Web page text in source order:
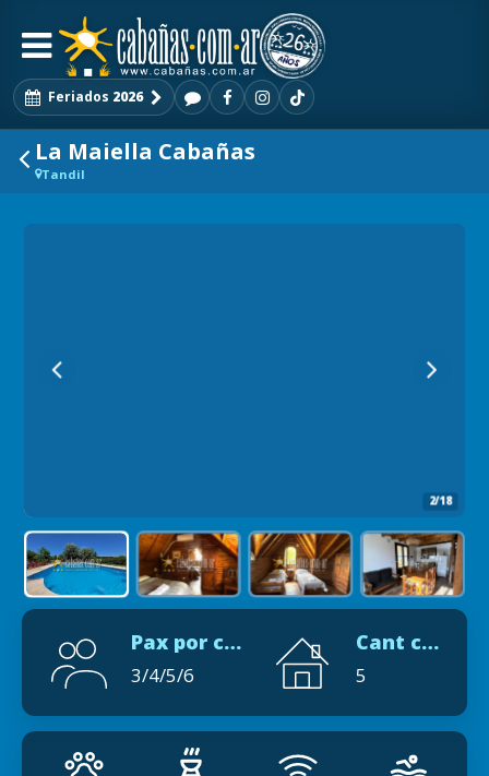
Feriados 2026
La Maiella Cabañas
Tandil
2/18
Pax por cabaña
3/4/5/6
Cant cabañas
5